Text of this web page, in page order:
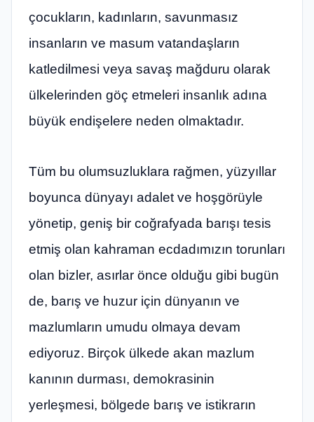
çocukların, kadınların, savunmasız
insanların ve masum vatandaşların
katledilmesi veya savaş mağduru olarak
ülkelerinden göç etmeleri insanlık adına
büyük endişelere neden olmaktadır.
Tüm bu olumsuzluklara rağmen, yüzyıllar
boyunca dünyayı adalet ve hoşgörüyle
yönetip, geniş bir coğrafyada barışı tesis
etmiş olan kahraman ecdadımızın torunları
olan bizler, asırlar önce olduğu gibi bugün
de, barış ve huzur için dünyanın ve
mazlumların umudu olmaya devam
ediyoruz. Birçok ülkede akan mazlum
kanının durması, demokrasinin
yerleşmesi, bölgede barış ve istikrarın